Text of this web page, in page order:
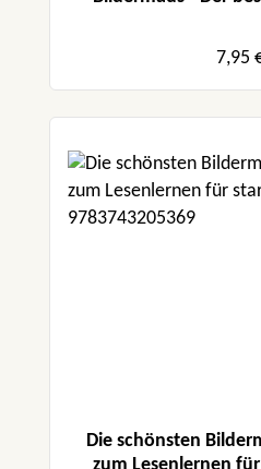
7,95
Die schönsten